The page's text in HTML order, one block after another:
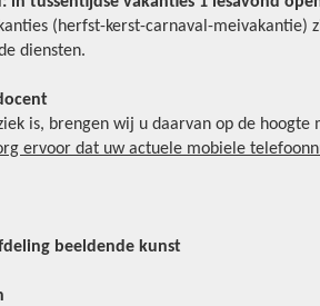
(herfst-kerst-carnaval-
diensten.
is, brengen wij u daarvan op de
ervoor dat uw actuele mobiele
beeldende kunst